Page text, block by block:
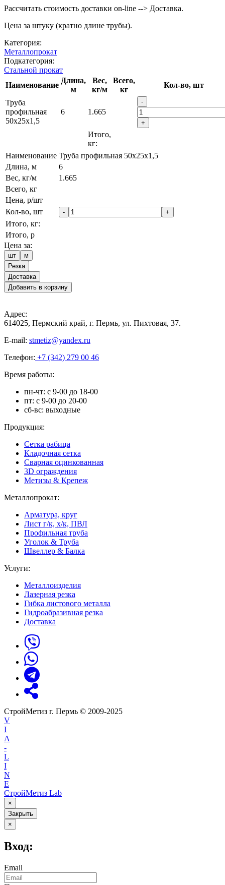
Рассчитать стоимость доставки on-line --> Доставка.
Цена за штуку (кратно длине трубы).
Категория:
Металлопрокат
Подкатегория:
Стальной прокат
Наименование
Длина,
м
Вес,
кг/м
Всего,
кг
Кол-во, шт
Труба
профильная
50х25х1,5
6 1.665
-
+
Итого,
кг:
Наименование Труба профильная 50х25х1,5
Длина, м
6
Вес, кг/м
1.665
Всего, кг
Цена, р/шт
Кол-во, шт
- +
Итого, кг:
Итого, р
Цена за:
шт
м
Резка
Доставка
Добавить в корзину
Адрес:
614025, Пермский край, г. Пермь, ул. Пихтовая, 37.
E-mail: stmetiz@yandex.ru
Телефон: +7 (342) 279 00 46
Время работы:
пн-чт: с 9-00 до 18-00
пт: с 9-00 до 20-00
сб-вс: выходные
Продукция:
Сетка рабица
Кладочная сетка
Сварная оцинкованная
3D ограждения
Метизы & Крепеж
Металлопрокат:
Арматура, круг
Лист г/к, х/к, ПВЛ
Профильная труба
Уголок & Труба
Швеллер & Балка
Услуги:
Металлоизделия
Лазерная резка
Гибка листового металла
Гидроабразивная резка
Доставка
СтройМетиз г. Пермь © 2009-2025
V
I
A
-
L
I
N
E
СтройМетиз Lab
×
Закрыть
×
Вход:
Email